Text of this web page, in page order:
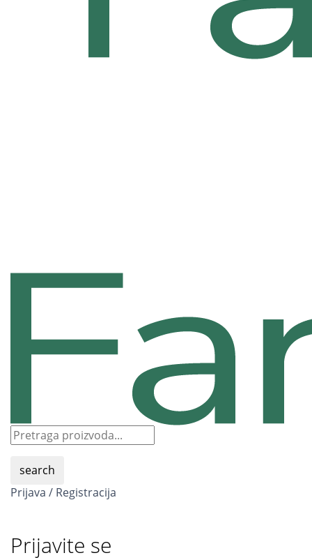
search
Prijava / Registracija
Prijavite se